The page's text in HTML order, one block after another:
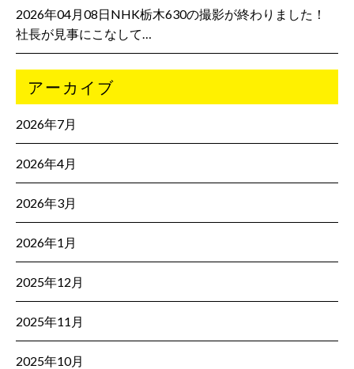
2026年04月08日NHK栃木630の撮影が終わりました！
社長が見事にこなして…
アーカイブ
2026年7月
2026年4月
2026年3月
2026年1月
2025年12月
2025年11月
2025年10月